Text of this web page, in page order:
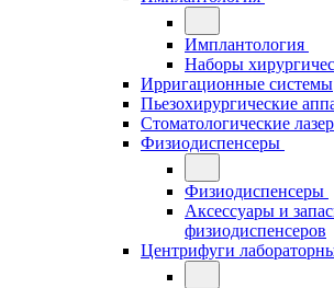
Имплантология
Наборы
Ирригационные системы
Пьезохирургические
Стоматологические
Физиодиспенсеры
Физиодиспенсеры
Аксессуары и
физиодиспенсеров
Центрифуги